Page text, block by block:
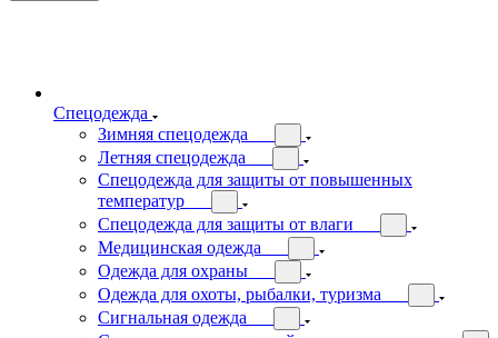
Спецодежда
Зимняя спецодежда
Летняя спецодежда
Спецодежда для защиты от повышенных
температур
Спецодежда для защиты от влаги
Медицинская одежда
Одежда для охраны
Одежда для охоты, рыбалки, туризма
Сигнальная одежда